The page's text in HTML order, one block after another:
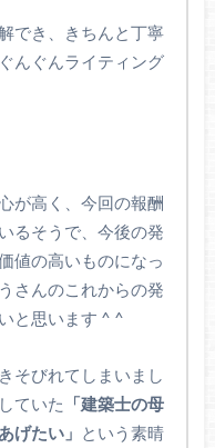
でき、きちんと丁寧
んぐんライティング
が高く、今回の報酬
るそうで、今後の発
値の高いものになっ
さんのこれからの発
と思います ^ ^
そびれてしまいまし
ていた 「建築士の母
げたい」 という素晴